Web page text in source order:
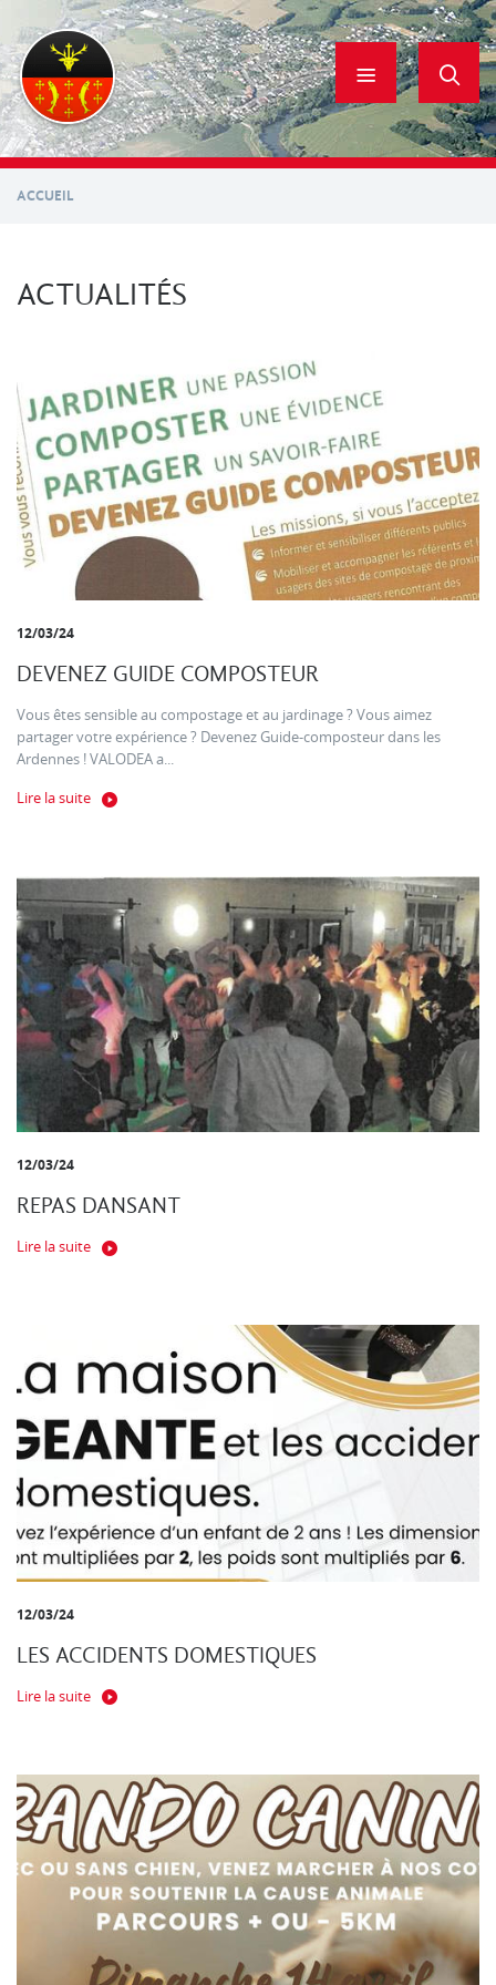
contenu
principal
ACCUEIL
ACTUALITÉS
12/03/24
DEVENEZ GUIDE COMPOSTEUR
Vous êtes sensible au compostage et au jardinage ? Vous aimez
partager votre expérience ? Devenez Guide-composteur dans les
Ardennes ! VALODEA a...
Lire la suite
12/03/24
REPAS DANSANT
Lire la suite
12/03/24
LES ACCIDENTS DOMESTIQUES
Lire la suite